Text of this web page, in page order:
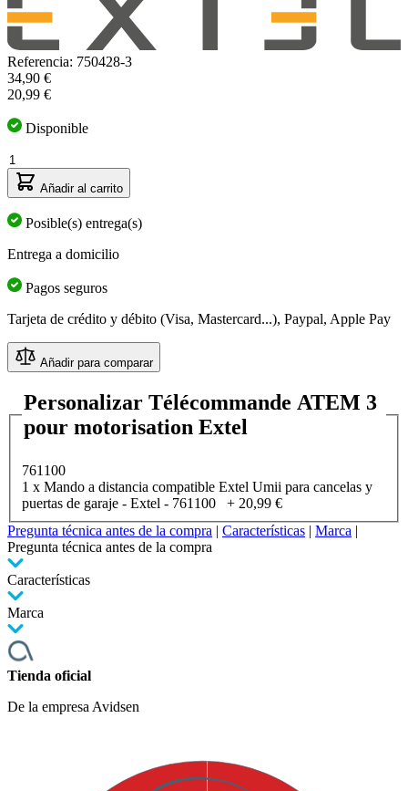
Referencia: 750428-3
El
precio
de
opciones
elegidas
20,99 €
34,90 €
Disponible
Cantidad
Añadir al carrito
Posible(s) entrega(s)
Entrega a domicilio
Pagos seguros
Tarjeta de crédito y débito (Visa, Mastercard...), Paypal, Apple Pay
Añadir para comparar
Personalizar Télécommande ATEM 3
pour motorisation Extel
761100
1 x Mando a distancia compatible Extel Umii para cancelas y
puertas de garaje - Extel - 761100
+ 20,99 €
Pregunta técnica antes de la compra | Características | Marca |
Pregunta técnica antes de la compra
Características
Marca
Tienda oficial
De la empresa Avidsen